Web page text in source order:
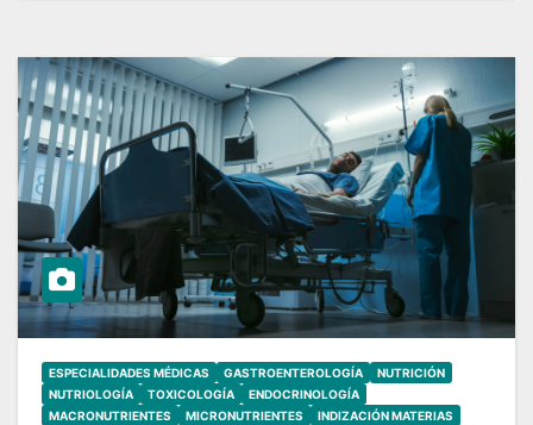
ESPECIALIDADES MÉDICAS GASTROENTEROLOGÍA
NUTRICIÓN
NUTRIOLOGÍA
TOXICOLOGÍA
ENDOCRINOLOGÍA
MACRONUTRIENTES
MICRONUTRIENTES INDIZACIÓN MATERIAS